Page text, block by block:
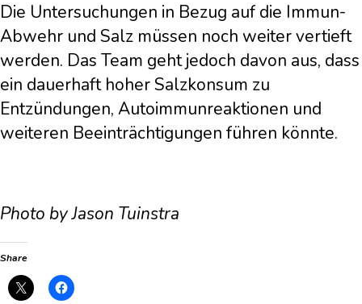
Die Untersuchungen in Bezug auf die Immun-
Abwehr und Salz müssen noch weiter vertieft
werden. Das Team geht jedoch davon aus, dass
ein dauerhaft hoher Salzkonsum zu
Entzündungen, Autoimmunreaktionen und
weiteren Beeinträchtigungen führen könnte.
Photo by Jason Tuinstra
Share